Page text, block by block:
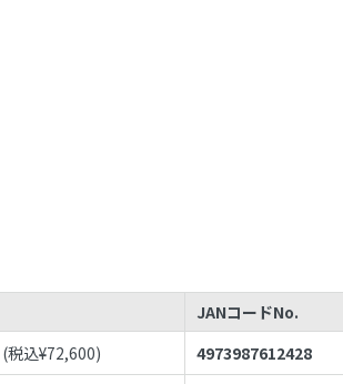
JANコードNo.
(税込¥72,600) 4973987612428